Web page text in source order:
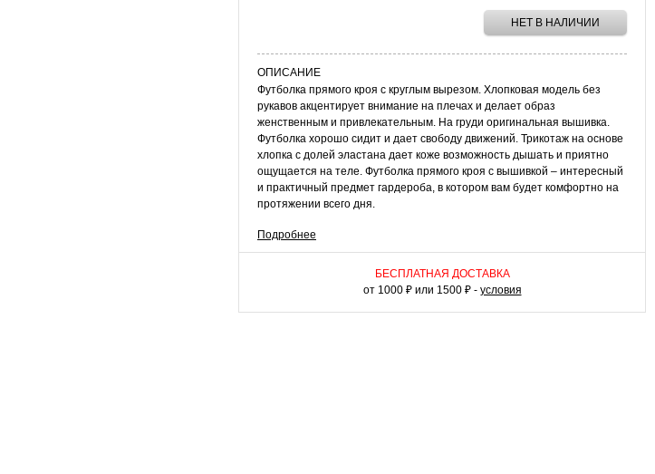
НЕТ В НАЛИЧИИ
ОПИСАНИЕ
Футболка прямого кроя с круглым вырезом. Хлопковая модель без
рукавов акцентирует внимание на плечах и делает образ
женственным и привлекательным. На груди оригинальная вышивка.
Футболка хорошо сидит и дает свободу движений. Трикотаж на основе
хлопка с долей эластана дает коже возможность дышать и приятно
ощущается на теле. Футболка прямого кроя с вышивкой – интересный
и практичный предмет гардероба, в котором вам будет комфортно на
протяжении всего дня.
КАК НОСИТЬ
В неформальной обстановке она красиво смотрится с облегающими
джинсами и кедами. В таком комплекте можно пойти на встречу с
друзьями, провести время в кафе или прогуляться по городу. Надев
Подробнее
БЕСПЛАТНАЯ ДОСТАВКА
от 1000 ₽ или 1500 ₽ - условия